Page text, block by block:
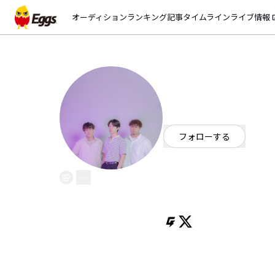
オーディションランキング記事タイムラインライブ情報
フォローする
Dr./Cho.みぎわ